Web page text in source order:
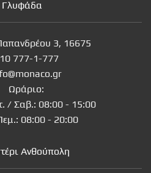
Γλυφάδα
3, 16675
777-1-777
Ωράριο:
/ Σαβ.: 08:00 - 15:00
08:00 - 20:00
Ανθούπολη